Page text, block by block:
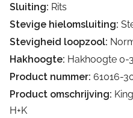
Sluiting: Rits
Stevige hielomsluiting:
Stevigheid loopzool:
Hakhoogte: Hakhoogte 0-
Product nummer: 61016-
Product omschrijving:
H+K